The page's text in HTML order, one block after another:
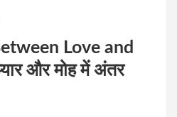
Love and
और मोह में अंतर